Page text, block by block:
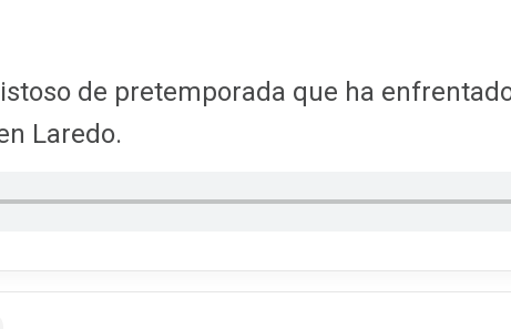
de pretemporada que ha
Laredo.